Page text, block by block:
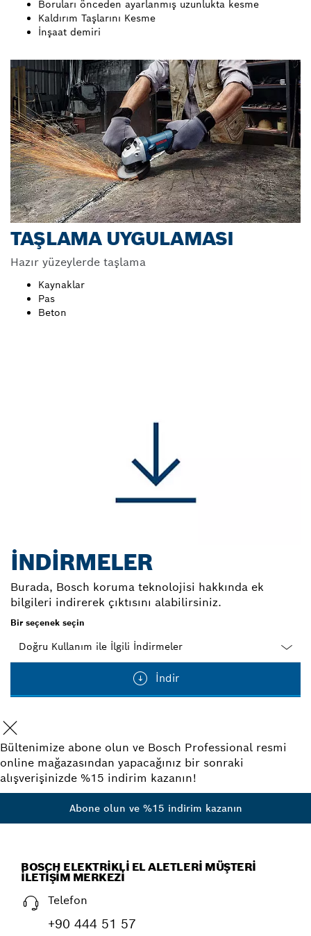
Boruları önceden ayarlanmış uzunlukta kesme
Kaldırım Taşlarını Kesme
İnşaat demiri
TAŞLAMA UYGULAMASI
Hazır yüzeylerde taşlama
Kaynaklar
Pas
Beton
İNDIRMELER
Burada, Bosch koruma teknolojisi hakkında ek
bilgileri indirerek çıktısını alabilirsiniz.
Bir seçenek seçin
İndir
Bültenimize abone olun ve Bosch Professional resmi
online mağazasından yapacağınız bir sonraki
alışverişinizde %15 indirim kazanın!
Abone olun ve %15 indirim kazanın
BOSCH ELEKTRIKLI EL ALETLERI MÜŞTERI
İLETIŞIM MERKEZI
Telefon
+90 444 51 57